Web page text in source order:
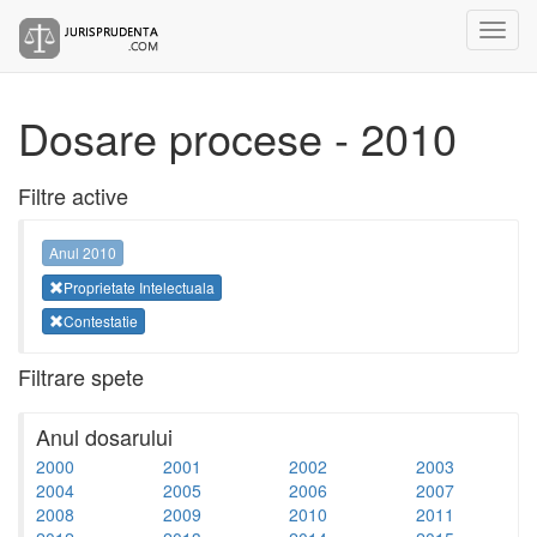
Dosare procese - 2010
Filtre active
Anul 2010
Proprietate Intelectuala
Contestatie
Filtrare spete
Anul dosarului
2000 2001 2002
2003
2004
2005 2006
2007
2008
2009 2010
2011